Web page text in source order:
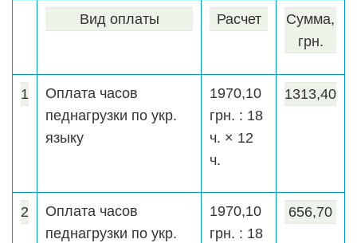
Вид оплаты Расчет
Сумма,
грн.
1
Оплата часов
педнагрузки по укр.
языку
1970,10
грн. : 18
ч. × 12
ч.
1313,40
2
Оплата часов
педнагрузки по укр.
1970,10
грн. : 18
656,70